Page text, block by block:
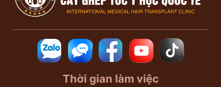
Thời gian làm việc